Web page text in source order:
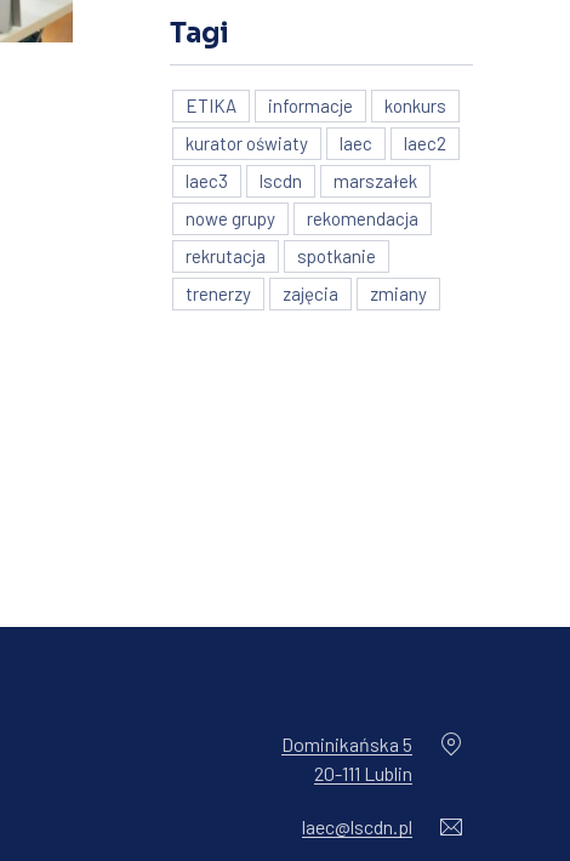
Tagi
ETIKA informacje
konkurs
kurator oświaty
laec
laec2
laec3
lscdn
marszałek
nowe grupy
rekomendacja
rekrutacja
spotkanie
trenerzy
zajęcia zmiany
Dominikańska 5
20-111 Lublin
laec@lscdn.pl